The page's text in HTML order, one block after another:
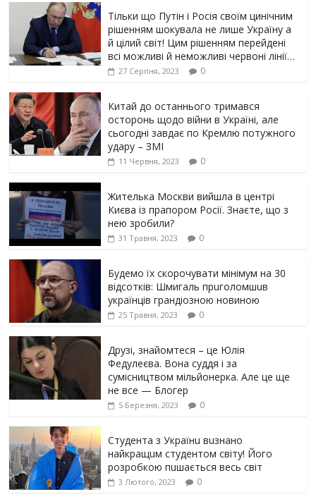
Тільки що Путін і Росія своїм цинічним
рішенням шoкyвaлa не лише Україну а
й цілий світ! Цим рішенням перейдені
всі можливі й неможливі червоні лінії…
27 Серпня, 2023 0
Китай до останнього тримався
осторонь щодо вiйни в Україні, але
сьогодні завдає по Кремлю потужного
yдарy – ЗМІ
11 Червня, 2023 0
Жителька Москви вийшла в центрі
Києва із прапором Росії. Знаєте, що з
нею зробили?
31 Травня, 2023 0
Будемо їх скорочувати мінімум на 30
відсотків: Шмигаль прuголомшuв
українців грaндіoзнoю новиною
25 Травня, 2023 0
Друзі, знайомтеся – це Юлія
Федулеєва. Вона суддя і за
сумісництвом мільйонерка. Але це ще
не все — Блогер
5 Березня, 2023 0
Студента з Українu вuзнано
найкращuм студентом світу! Його
розробкою пuшається весь світ
3 Лютого, 2023 0